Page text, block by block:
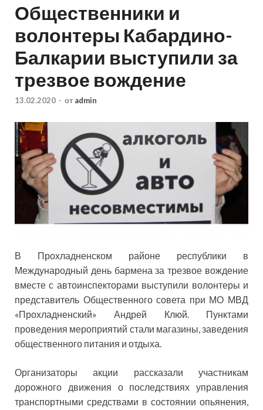
Общественники и
волонтеры Кабардино-
Балкарии выступили за
трезвое вождение
13.02.2020 - от admin
В Прохладненском районе республики в
Международный день бармена за трезвое вождение
вместе с автоинспекторами выступили волонтеры и
представитель Общественного совета при МО МВД
«Прохладненский» Андрей Клюй. Пунктами
проведения мероприятий стали магазины, заведения
общественного питания и отдыха.
Организаторы акции рассказали участникам
дорожного движения о последствиях управления
транспортными средствами в состоянии опьянения,